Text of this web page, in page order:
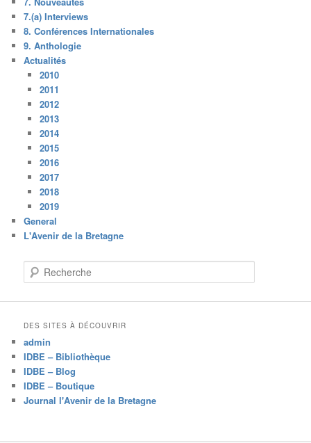
7.(a) Interviews
8. Conférences Internationales
9. Anthologie
Actualités
2010
2011
2012
2013
2014
2015
2016
2017
2018
2019
General
L'Avenir de la Bretagne
e
e
c
h
e
DES SITES À DÉCOUVRIR
admin
IDBE – Bibliothèque
IDBE – Blog
IDBE – Boutique
Journal l'Avenir de la Bretagne